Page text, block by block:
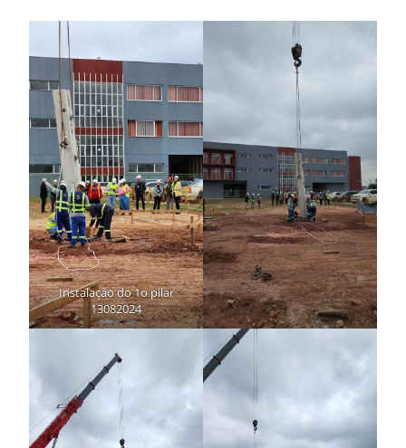
Instalação do 1o pilar
13082024